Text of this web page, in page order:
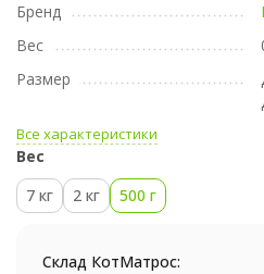
Бренд
Вес
Размер
Все характеристики
Вес
7 кг
2 кг 500 г
Склад КотМатрос: